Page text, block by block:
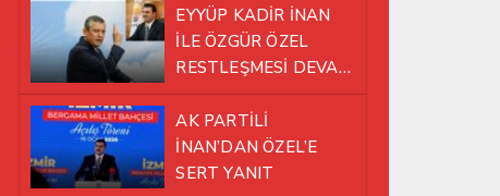
EYYÜP KADİR İNAN
İLE ÖZGÜR ÖZEL
RESTLEŞMESİ DEVAM
EDİYOR
AK PARTİLİ
İNAN’DAN ÖZEL’E
SERT YANIT